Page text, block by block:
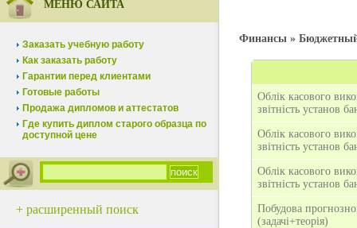
МЕНЮ САЙТА
Заказать учебную работу
Как заказать работу
Гарантии перед клиентами
Готовые работы
Продажа дипломов и аттестатов
Где купить диплом старого образца по
доступной цене
+ расширенный поиск
Финансы »
Облік касового
звітність установ
Облік касового
звітність установ
Облік касового
звітність установ
Побудова
(задачі+теорія)